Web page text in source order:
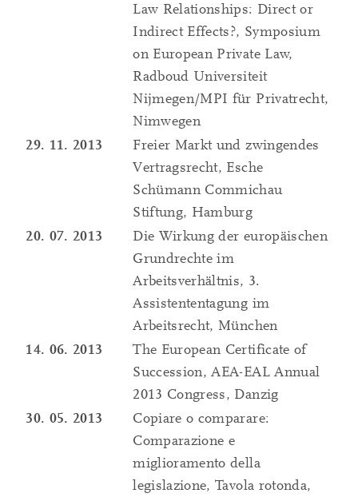
Law Relationships: Direct or
Indirect Effects?, Symposium
on European Private Law,
Radboud Universiteit
Nijmegen/MPI für Privatrecht,
Nimwegen
29. 11. 2013
Freier Markt und zwingendes
Vertragsrecht, Esche
Schümann Commichau
Stiftung, Hamburg
20. 07. 2013
Die Wirkung der europäischen
Grundrechte im
Arbeitsverhältnis, 3.
Assistententagung im
Arbeitsrecht, München
14. 06. 2013
The European Certificate of
Succession, AEA-EAL Annual
2013 Congress, Danzig
30. 05. 2013
Copiare o comparare:
Comparazione e
miglioramento della
legislazione, Tavola rotonda,